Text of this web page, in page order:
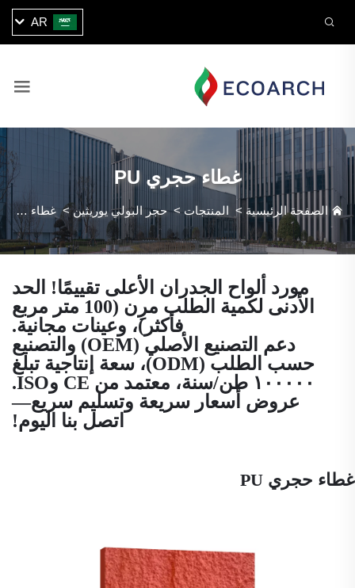
AR
غطاء حجري PU
الصفحة الرئيسية > المنتجات >حجر البولي يوريثين> غطاء حجري PU
مورد ألواح الجدران الأعلى تقييمًا! الحد
الأدنى لكمية الطلب مرِن (100 متر مربع
فأكثر)، وعينات مجانية.
دعم التصنيع الأصلي (OEM) والتصنيع
حسب الطلب (ODM)، سعة إنتاجية تبلغ
١٠٠٠٠٠ طن/سنة، معتمد من CE وISO.
عروض أسعار سريعة وتسليم سريع—
اتصل بنا اليوم!
غطاء حجري PU